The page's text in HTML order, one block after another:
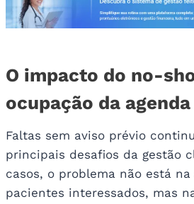
O impacto do no-
ocupação da agenda
Faltas sem aviso prévio
principais desafios da gestão
casos, o problema não está
pacientes interessados, mas